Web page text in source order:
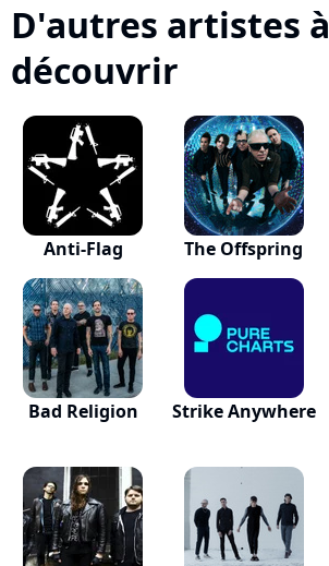
D'autres artistes à
découvrir
Anti-Flag The Offspring
Bad Religion Strike Anywhere